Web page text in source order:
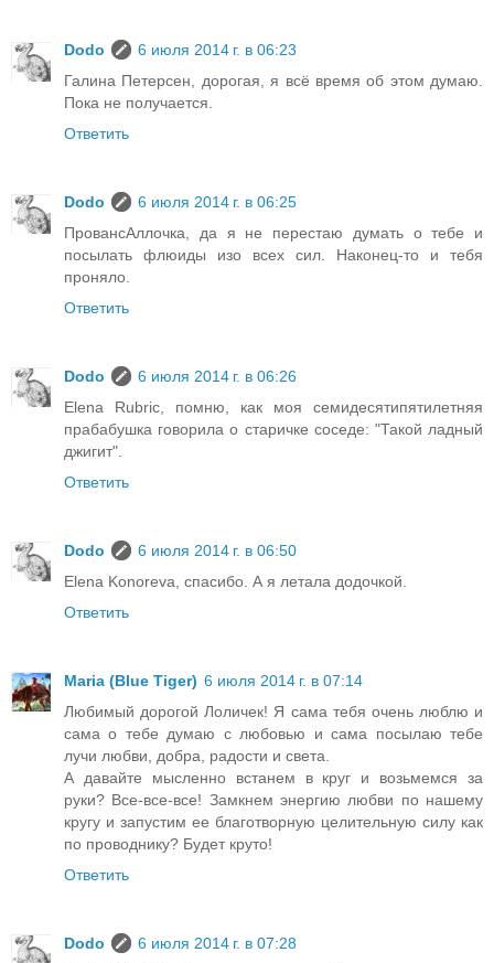
Dodo
6 июля 2014 г. в 06:23
Галина Петерсен, дорогая, я всё время об этом думаю.
Пока не получается.
Ответить
Dodo
6 июля 2014 г. в 06:25
ПровансАллочка, да я не перестаю думать о тебе и
посылать флюиды изо всех сил. Наконец-то и тебя
проняло.
Ответить
Dodo
6 июля 2014 г. в 06:26
Elena Rubric, помню, как моя семидесятипятилетняя
прабабушка говорила о старичке соседе: "Такой ладный
джигит".
Ответить
Dodo
6 июля 2014 г. в 06:50
Elena Konoreva, спасибо. А я летала додочкой.
Ответить
Maria (Blue Tiger) 6 июля 2014 г. в 07:14
Любимый дорогой Лоличек! Я сама тебя очень люблю и
сама о тебе думаю с любовью и сама посылаю тебе
лучи любви, добра, радости и света.
А давайте мысленно встанем в круг и возьмемся за
руки? Все-все-все! Замкнем энергию любви по нашему
кругу и запустим ее благотворную целительную силу как
по проводнику? Будет круто!
Ответить
Dodo
6 июля 2014 г. в 07:28